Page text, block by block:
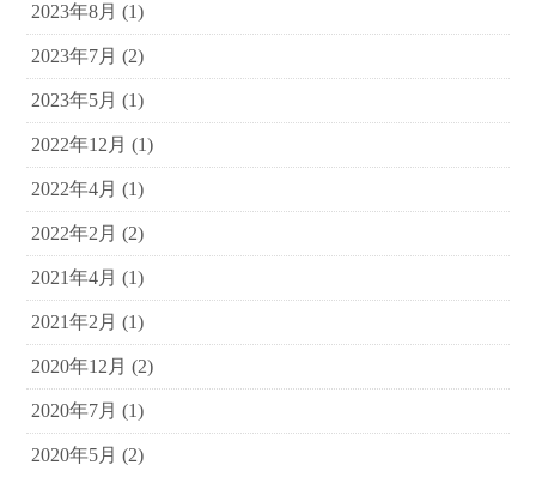
2023年8月 (1)
2023年7月 (2)
2023年5月 (1)
2022年12月 (1)
2022年4月 (1)
2022年2月 (2)
2021年4月 (1)
2021年2月 (1)
2020年12月 (2)
2020年7月 (1)
2020年5月 (2)